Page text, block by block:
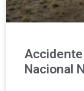
Nacional